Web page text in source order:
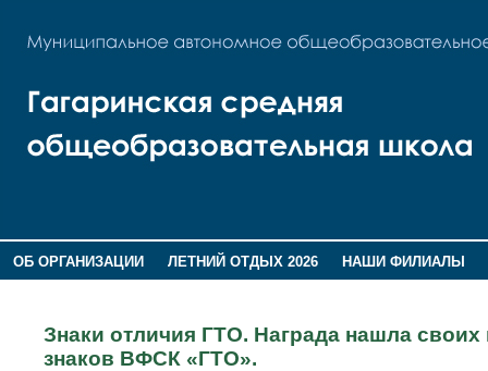
ОБ ОРГАНИЗАЦИИ ЛЕТНИЙ ОТДЫХ 2026
НАШИ ФИЛИАЛЫ
Знаки отличия ГТО. Награда нашла
знаков ВФСК «ГТО».